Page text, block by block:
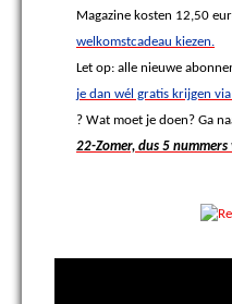
Magazine kosten 12,50
welkomstcadeau kiezen.
Let op: alle nieuwe
je dan wél gratis krijgen
? Wat moet je doen? Ga
22-Zomer, dus 5